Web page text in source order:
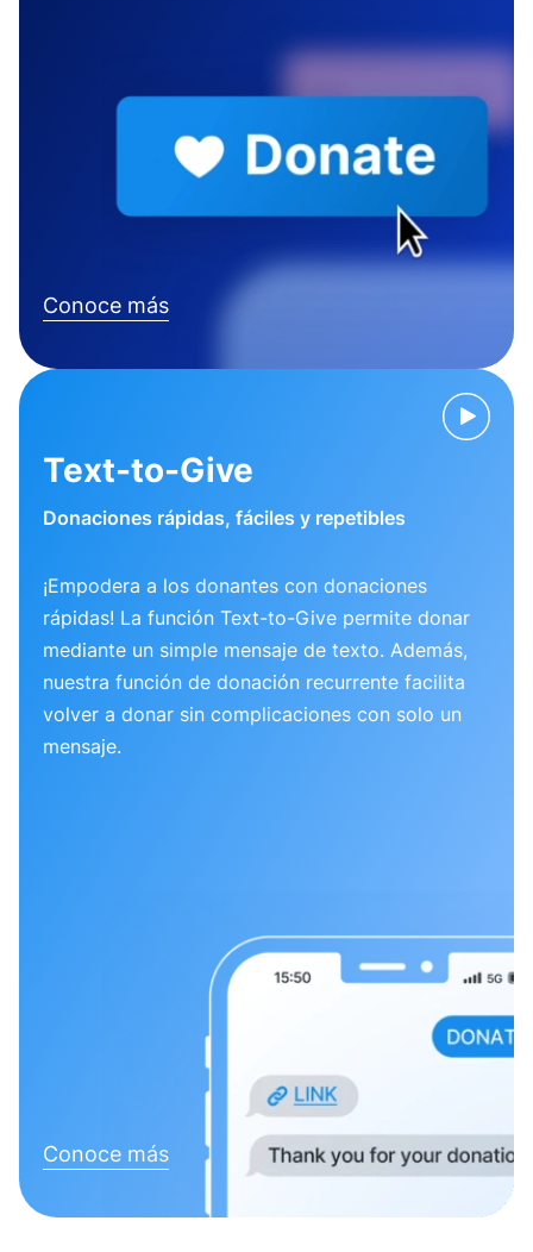
Conoce más
Text-to-Give
Donaciones rápidas, fáciles y repetibles
¡Empodera a los donantes con donaciones
rápidas! La función Text-to-Give permite donar
mediante un simple mensaje de texto. Además,
nuestra función de donación recurrente facilita
volver a donar sin complicaciones con solo un
mensaje.
Conoce más